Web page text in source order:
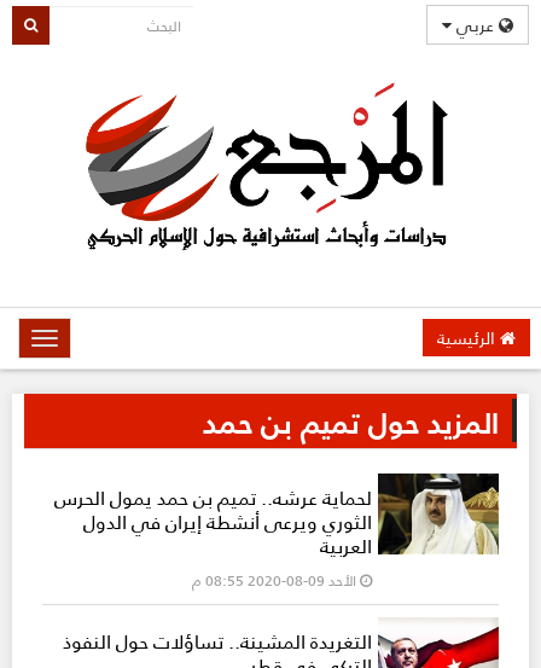
عربي
الرئيسية
المزيد حول تميم بن حمد
لحماية عرشه.. تميم بن حمد يمول الحرس
الثوري ويرعى أنشطة إيران في الدول
العربية
الأحد 09-08-2020 08:55 م
التغريدة المشينة.. تساؤلات حول النفوذ